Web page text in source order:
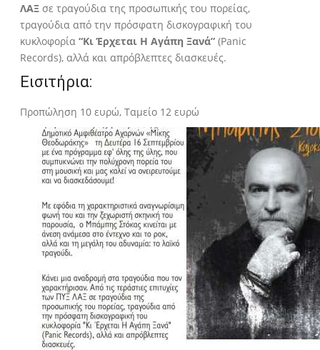
ΛΑΞ σε τραγούδια της προσωπικής του πορείας,
τραγούδια από την πρόσφατη δισκογραφική του
κυκλοφορία “Κι Έρχεται Η Αγάπη Ξανά” (Panic
Records), αλλά και απρόβλεπτες διασκευές.
Eισιτήρια:
Προπώληση 10 ευρώ, Ταμείο 12 ευρώ